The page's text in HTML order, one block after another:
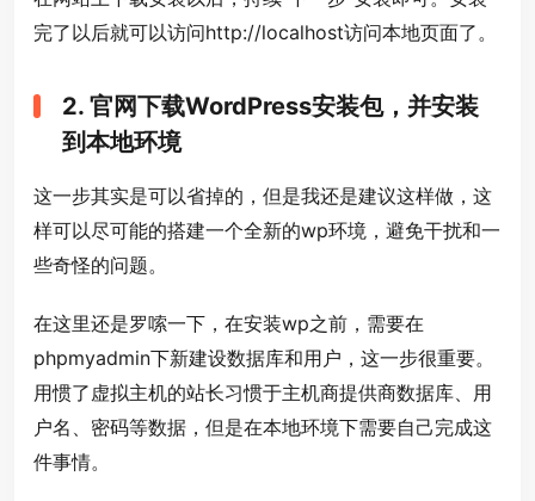
完了以后就可以访问http://localhost访问本地页面了。
2. 官网下载WordPress安装包，并安装
到本地环境
这一步其实是可以省掉的，但是我还是建议这样做，这
样可以尽可能的搭建一个全新的wp环境，避免干扰和一
些奇怪的问题。
在这里还是罗嗦一下，在安装wp之前，需要在
phpmyadmin下新建设数据库和用户，这一步很重要。
用惯了虚拟主机的站长习惯于主机商提供商数据库、用
户名、密码等数据，但是在本地环境下需要自己完成这
件事情。